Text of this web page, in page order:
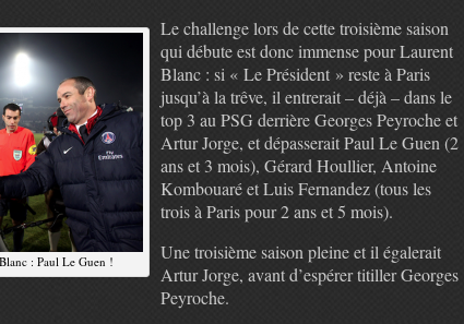
: Paul Le Guen !
Le challenge lors de cette troisième saison
qui débute est donc immense pour Laurent
Blanc : si « Le Président » reste à Paris
jusqu’à la trêve, il entrerait – déjà – dans le
top 3 au PSG derrière Georges Peyroche et
Artur Jorge, et dépasserait Paul Le Guen (2
ans et 3 mois), Gérard Houllier, Antoine
Kombouaré et Luis Fernandez (tous les
trois à Paris pour 2 ans et 5 mois).
Une troisième saison pleine et il égalerait
Artur Jorge, avant d’espérer titiller Georges
Peyroche.